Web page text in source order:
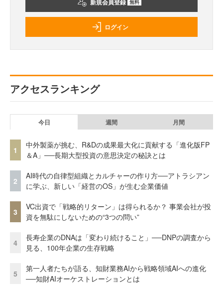
新規会員登録 無料
ログイン
アクセスランキング
今日 週間 月間
1
中外製薬が挑む、R&Dの成果最大化に貢献する「進化版FP
＆A」──長期大型投資の意思決定の秘訣とは
2
AI時代の自律型組織とカルチャーの作り方──アトラシアン
に学ぶ、新しい「経営のOS」が生む企業価値
3
VC出資で「戦略的リターン」は得られるか？ 事業会社が投
資を無駄にしないための“3つの問い”
4
長寿企業のDNAは「変わり続けること」──DNPの調査から
見る、100年企業の生存戦略
5
第一人者たちが語る、知財業務AIから戦略領域AIへの進化
──知財AIオーケストレーションとは